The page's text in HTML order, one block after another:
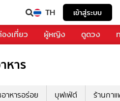
TH เข้าสู่ระบบ
งเที่ยว ผู้หญิง ดูดวง
หาร
าหารอร่อย บุฟเฟ่ต์ ร้านกา